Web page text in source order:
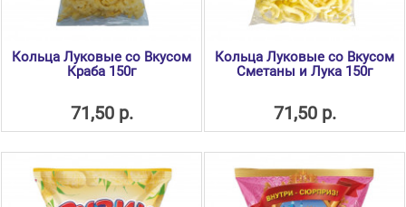
Кольца Луковые со Вкусом
Краба 150г
71,50 р.
Кольца Луковые со Вкусом
Сметаны и Лука 150г
71,50 р.